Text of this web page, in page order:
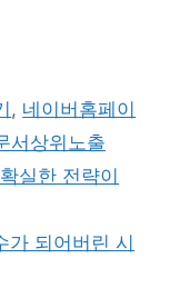
, 네이버홈페이
서상위노출
실한 전략이
가 되어버린 시